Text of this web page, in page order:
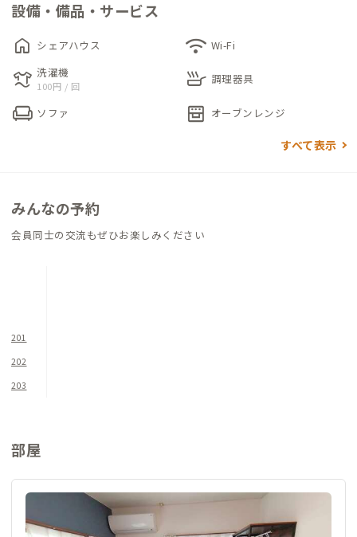
リビングには2人がけのソファーとローテーブル、ダイニングに
はカウンターテーブルがあり、思い思いの場所で寛げます。L型
キッチンは、複数人の作業にも十分なスペースがあり、必要な調
理器具もそろっています。2023年4月、すべての窓に内窓を取り
付け、断熱効果と防音性がUP。より静かで快適な建物になりま
した。
駅前のにぎやかさから少し離れ、落ち着いたエリアにある豊橋A
散歩におすすめ。自転車と一緒に対岸まで渡れる、渡し船も運
航しています。平安時代から続くとされており、歴史と情緒を感
設備・備品・サービス
home シェアハウス wifi Wi-Fi
laundry 洗濯機
100円 / 回 skillet 調理器具
chair ソファ oven_gen オーブンレンジ
すべて表示
みんなの予約
会員同士の交流もぜひお楽しみください
201
202
203
部屋